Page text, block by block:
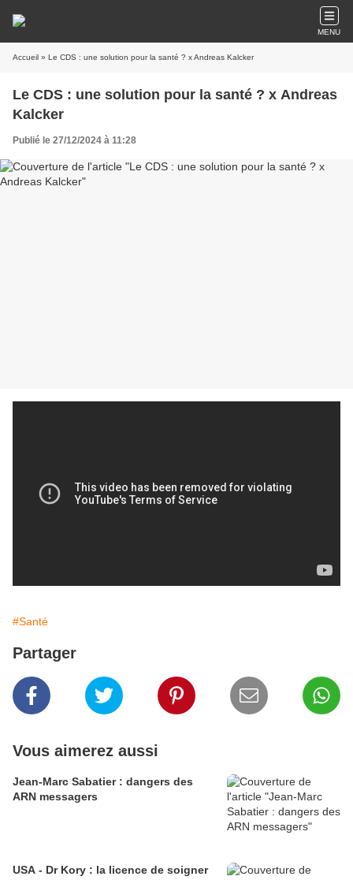
MENU
Accueil » Le CDS : une solution pour la santé ? x Andreas Kalcker
Le CDS : une solution pour la santé ? x Andreas
Kalcker
Publié le 27/12/2024 à 11:28
#Santé
Partager
Vous aimerez aussi
Jean-Marc Sabatier : dangers des
ARN messagers
USA - Dr Kory : la licence de soigner